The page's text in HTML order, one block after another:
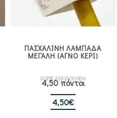
ΠΑΣΧΑΛΙΝΗ ΛΑΜΠΑΔΑ
ΜΕΓΑΛΗ (ΑΓΝΟ ΚΕΡΙ)
ΧΩΡΙΣ ΑΞΙΟΛΟΓΗΣΗ
4,50 πόντοι
4,50€